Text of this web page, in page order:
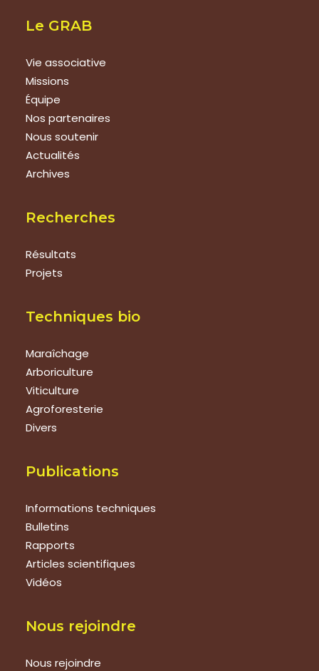
Le GRAB
Vie associative
Missions
Équipe
Nos partenaires
Nous soutenir
Actualités
Archives
Recherches
Résultats
Projets
Techniques bio
Maraîchage
Arboriculture
Viticulture
Agroforesterie
Divers
Publications
Informations techniques
Bulletins
Rapports
Articles scientifiques
Vidéos
Nous rejoindre
Nous rejoindre